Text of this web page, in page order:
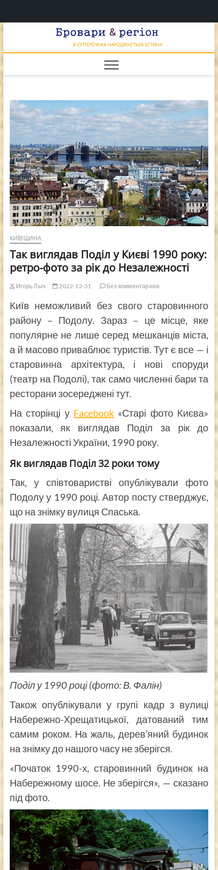
Перейти
&
НАРОДЖУЄТЬСЯ
КИЇВЩИНА
Так виглядав Поділ у Києві 1990 року:
ретро-фото за рік до Незалежності
Игорь Лыч 2022-12-31 Без комментариев
Київ неможливий без свого старовинного
району – Подолу. Зараз – це місце, яке
популярне не лише серед мешканців міста,
а й масово приваблює туристів. Тут є все — і
старовинна архітектура, і нові споруди
(театр на Подолі), так само численні бари та
ресторани зосереджені тут.
На сторінці у Facebook«Старі фото Києва»
показали, як виглядав Поділ за рік до
Незалежності України, 1990 року.
Як виглядав Поділ 32 роки тому
Так, у співтоваристві опублікували фото
Подолу у 1990 році. Автор посту стверджує,
що на знімку вулиця Спаська.
Поділ у 1990 році (фото: В. Фалін)
Також опублікували у групі кадр з вулиці
Набережно-Хрещатицької, датований тим
самим роком. На жаль, дерев’яний будинок
на знімку до нашого часу не зберігся.
«Початок 1990-х, старовинний будинок на
Набережному шосе. Не зберігся», — сказано
під фото.